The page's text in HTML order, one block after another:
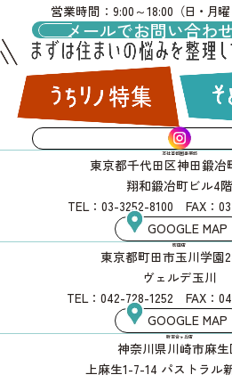
営業時間：9:00～18:00 （日・月
メールでお問い合わ
INSTAGRAM
本社首都圏事業部
東京都千代田区神田鍛冶
翔和鍛冶町ビル4階
TEL：03-3252-8100 FAX：
GOOGLE MAP
町田店
東京都町田市玉川学園
ヴェルデ玉川
TEL：042-728-1252 FAX：
GOOGLE MAP
新百合ヶ丘店
神奈川県川崎市麻生
上麻生1-7-14 パストラル